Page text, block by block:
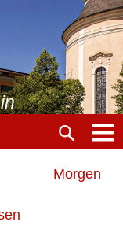
Morgen